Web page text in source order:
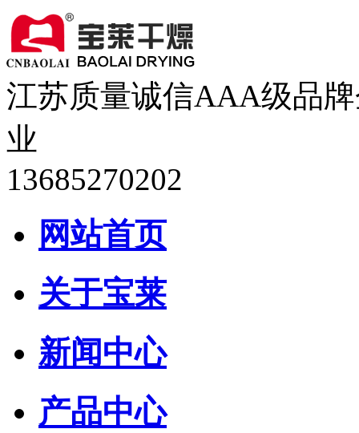
江苏质量诚信AAA级品
业
13685270202
网站首页
关于宝莱
新闻中心
产品中心